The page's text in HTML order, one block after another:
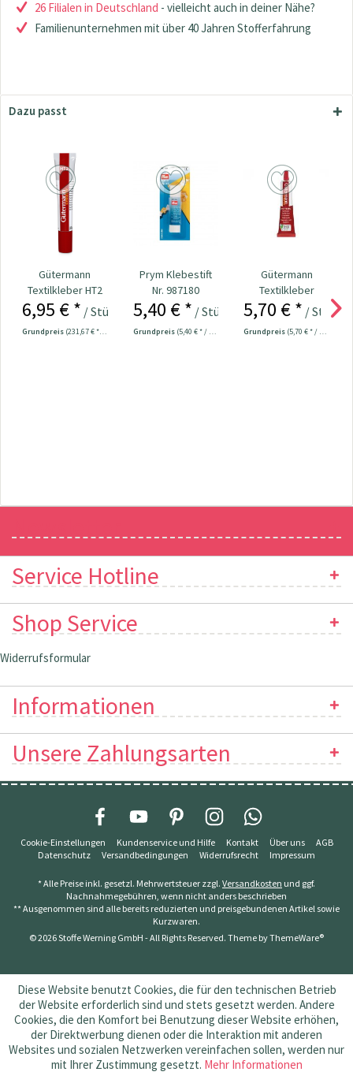
26 Filialen in Deutschland - vielleicht auch in deiner Nähe?
Familienunternehmen mit über 40 Jahren Stofferfahrung
Dazu passt
Gütermann
Textilkleber HT2
30g
6,95 € * / Stück
Grundpreis (231,67 € * / 1 Kilogramm)
Prym Klebestift
Nr. 987180
5,40 € * / Stück
Grundpreis (5,40 € * / 1 Stück)
Gütermann
Textilkleber
lösungsmittelfrei
HT2 30g
5,70 € * / Stück
Grundpreis (5,70 € * / 1 Stück)
Service Hotline
Shop Service
Widerrufsformular
Informationen
Unsere Zahlungsarten
Cookie-Einstellungen Kundenservice und Hilfe Kontakt Über uns
AGB
Datenschutz
Versandbedingungen Widerrufsrecht Impressum
* Alle Preise inkl. gesetzl. Mehrwertsteuer zzgl. Versandkosten und ggf.
Nachnahmegebühren, wenn nicht anders beschrieben
** Ausgenommen sind alle bereits reduzierten und preisgebundenen Artikel sowie
Kurzwaren.
© 2026 Stoffe Werning GmbH - All Rights Reserved. Theme byThemeWare®
Diese Website benutzt Cookies, die für den technischen Betrieb
der Website erforderlich sind und stets gesetzt werden. Andere
Cookies, die den Komfort bei Benutzung dieser Website erhöhen,
der Direktwerbung dienen oder die Interaktion mit anderen
Websites und sozialen Netzwerken vereinfachen sollen, werden nur
mit Ihrer Zustimmung gesetzt. Mehr Informationen